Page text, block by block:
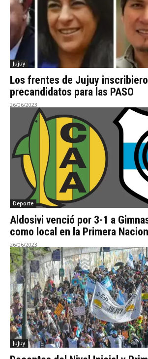
Jujuy
Los frentes de Jujuy
precandidatos para las PASO
26/06/2023
Deporte
Aldosivi venció por 3-1 a
como local en la Primera
26/06/2023
Jujuy